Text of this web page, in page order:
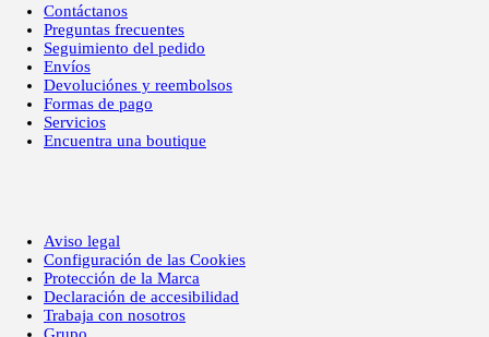
Contáctanos
Preguntas frecuentes
Seguimiento del pedido
Envíos
Devoluciónes y reembolsos
Formas de pago
Servicios
Encuentra una boutique
Aviso legal
Configuración de las Cookies
Protección de la Marca
Declaración de accesibilidad
Trabaja con nosotros
Grupo